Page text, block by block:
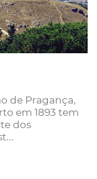
de Pragança,
em 1893 tem
dos